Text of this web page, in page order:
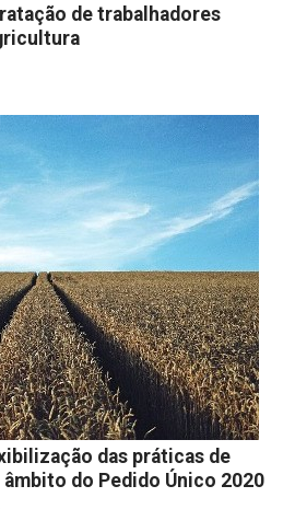
de trabalhadores
das práticas de
do Pedido Único 2020